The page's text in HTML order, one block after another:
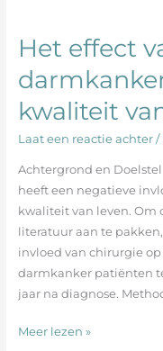
Het effect
kwaliteit
Laat een reactie achter /
Achtergrond en
heeft een negatieve
kwaliteit van leven.
literatuur aan te
invloed van chirurgie
darmkanker patiënten
jaar na diagnose.
Het
van
een
op
de
kwaliteit
van
leven
Meer lezen »